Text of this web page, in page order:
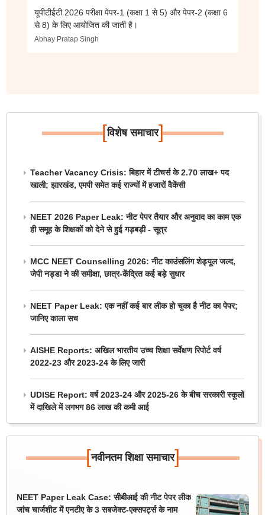
यूपीटीईटी 2026 परीक्षा पेपर-1 (कक्षा 1 से 5) और पेपर-2 (कक्षा 6
से 8) के लिए आयोजित की जाती है।
Abhay Pratap Singh
[विशेष समाचार]
Teacher Vacancy Crisis: बिहार में टीचर्स के 2.70 लाख+ पद
खाली; झारखंड, एमपी समेत कई राज्यों में हजारों वैकेंसी
NEET 2026 Paper Leak: नीट पेपर तैयार और अनुवाद का काम एक
ही समूह के शिक्षकों को देने से हुई गड़बड़ी - सूत्र
MCC NEET Counselling 2026: नीट काउंसलिंग शेड्यूल जल्द,
जेपी नड्डा ने की समीक्षा, छात्र-केंद्रित कई बड़े सुधार
NEET Paper Leak: एक नहीं कई बार लीक हो चुका है नीट का पेपर;
जानिए काला सच
AISHE Reports: अखिल भारतीय उच्च शिक्षा सर्वेक्षण रिपोर्ट वर्ष
2022-23 और 2023-24 के लिए जारी
UDISE Report: वर्ष 2023-24 और 2025-26 के बीच सरकारी स्कूलों
में दाखिले में लगभग 86 लाख की कमी आई
[नवीनतम शिक्षा समाचार]
NEET Paper Leak Case: सीबीआई की नीट पेपर लीक
जांच चार्जशीट में एनटीए के 3 सबजेक्ट-एक्सपर्ट्स के नाम